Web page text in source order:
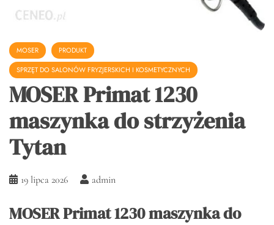
MOSER
PRODUKT
SPRZĘT DO SALONÓW FRYZJERSKICH I KOSMETYCZNYCH
MOSER Primat 1230
maszynka do strzyżenia
Tytan
19 lipca 2026 admin
MOSER Primat 1230 maszynka do